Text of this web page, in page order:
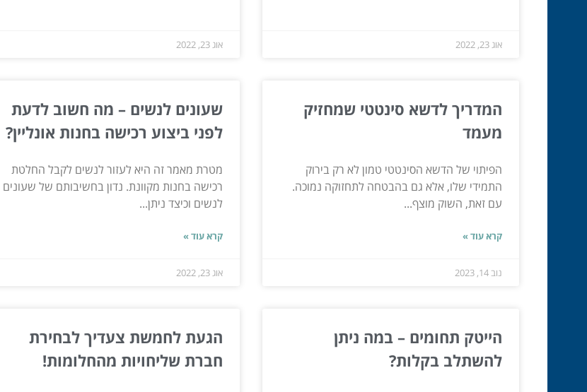
אוג 23, 2022 אוג 23, 2022
המדריך לדשא סינטטי שמחזיק
מעמד
הפיתוי של הדשא הסינטטי טמון לא רק בירוק
התמידי שלו, אלא גם בהבטחה לתחזוקה נמוכה.
עם זאת, השוק מוצף...
קרא עוד »
נוב 14, 2023
שעונים לנשים – מה חשוב לדעת
לפני ביצוע רכישה בחנות אונליין?
מטרת מאמר זה היא לעזור לנשים לקבל החלטת
רכישה בחנות מקוונת. נדון בחשיבותם של שעונים
לנשים וכיצד ניתן...
קרא עוד »
אוג 23, 2022
הייטק תחומים – במה ניתן
להשתלב בקלות?
הגעת לחמשת צעדיך לבחירת
חברת שליחויות מהחלומות!